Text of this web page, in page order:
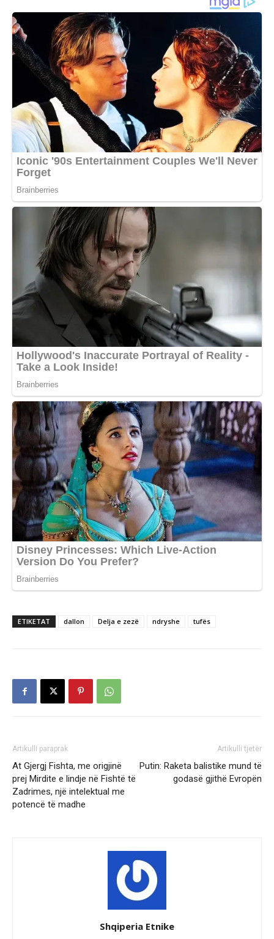
ETIKETAT dallon Delja e zezë ndryshe tufës
Artikulli paraprak
At Gjergj Fishta, me origjinë
prej Mirdite e lindje në Fishtë të
Zadrimes, një intelektual me
potencë të madhe
Artikulli tjetër
Putin: Raketa balistike mund të
godasë gjithë Evropën
Shqiperia Etnike